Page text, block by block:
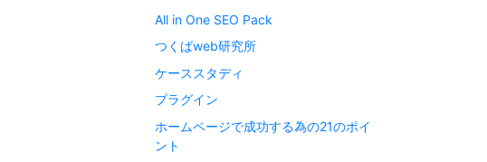
All in One SEO Pack
つくばweb研究所
ケーススタディ
プラグイン
ホームページで成功する為の21のポイ
ント